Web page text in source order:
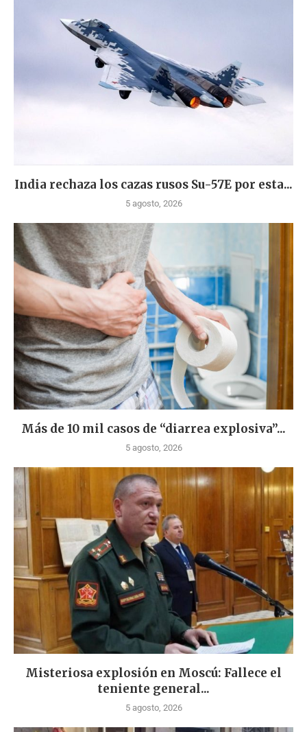
India rechaza los cazas rusos Su-57E por esta...
5 agosto, 2026
Más de 10 mil casos de “diarrea explosiva”...
5 agosto, 2026
Misteriosa explosión en Moscú: Fallece el
teniente general...
5 agosto, 2026